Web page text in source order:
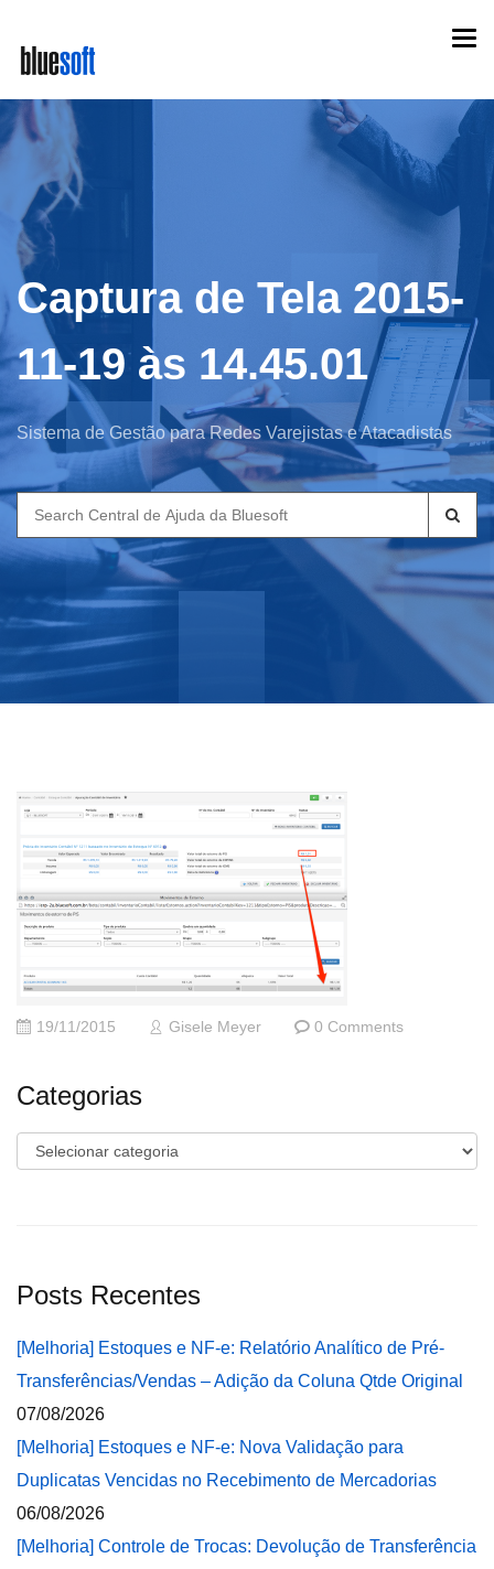
main
content
Captura de Tela 2015-
11-19 às 14.45.01
Sistema de Gestão para Redes Varejistas e Atacadistas
Search
for:
19/11/2015 Gisele Meyer 0 Comments
Categorias
Categorias
Posts Recentes
[Melhoria] Estoques e NF-e: Relatório Analítico de Pré-
Transferências/Vendas – Adição da Coluna Qtde Original
07/08/2026
[Melhoria] Estoques e NF-e: Nova Validação para
Duplicatas Vencidas no Recebimento de Mercadorias
06/08/2026
[Melhoria] Controle de Trocas: Devolução de Transferência